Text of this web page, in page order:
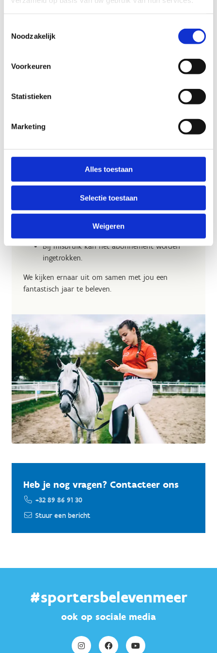
Noodzakelijk
Voorkeuren
Statistieken
Marketing
Alles toestaan
Selectie toestaan
Weigeren
Anti-Robot Verification
Belangrijk om te weten
Onze abonnementen zijn:
1 jaar geldig;
Exclusief te gebruiken bij Sport Vlaanderen
Genk;
Strikt persoonlijk en per paard;
Bij misbruik kan het abonnement worden
ingetrokken.
We kijken ernaar uit om samen met jou een
fantastisch jaar te beleven.
Heb je nog vragen? Contacteer ons
+32 89 86 91 30
Stuur een bericht
#sportersbelevenmeer
ook op sociale media